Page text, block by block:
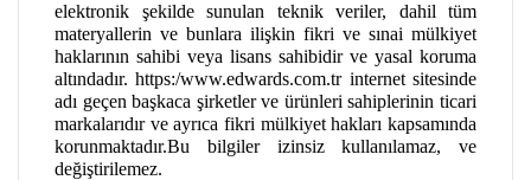
elektronik şekilde sunulan teknik veriler, dahil tüm
materyallerin ve bunlara ilişkin fikri ve sınai mülkiyet
haklarının sahibi veya lisans sahibidir ve yasal koruma
altındadır. https:/www.edwards.com.tr internet sitesinde
adı geçen başkaca şirketler ve ürünleri sahiplerinin ticari
markalarıdır ve ayrıca fikri mülkiyet hakları kapsamında
korunmaktadır.Bu bilgiler izinsiz kullanılamaz, ve
değiştirilemez.